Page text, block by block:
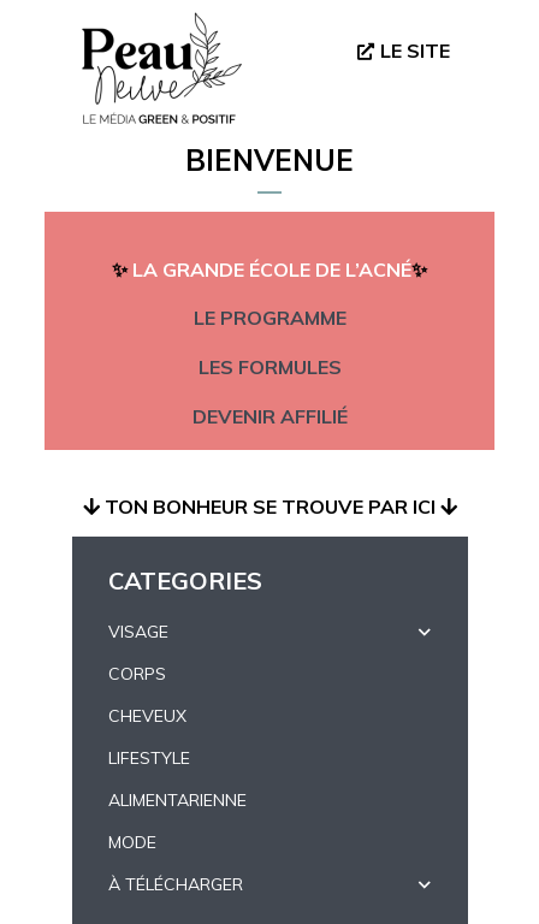
LE SITE
BIENVENUE
✨ LA GRANDE ÉCOLE DE L’ACNÉ✨
LE PROGRAMME
LES FORMULES
DEVENIR AFFILIÉ
TON BONHEUR SE TROUVE PAR ICI
CATEGORIES
VISAGE
CORPS
CHEVEUX
LIFESTYLE
ALIMENTARIENNE
MODE
À TÉLÉCHARGER